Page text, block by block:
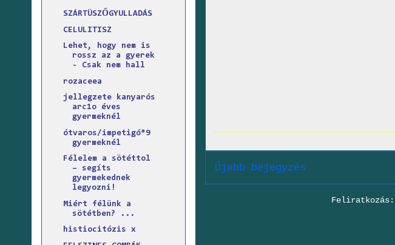
Újabb bejegyzés
Feliratkozás:
SZÁRTÜSZŐGYULLADÁS
CELULITISZ
Lehet, hogy nem is
rossz az a gyerek
- Csak nem hall
rozaceea
jellegzete kanyarós
arc1o éves
gyermeknél
ótvaros/impetigó*9
gyermeknél
Félelem a sötéttol
– segíts
gyermekednek
legyozni!
Miért félünk a
sötétben? ...
histiocitózis x